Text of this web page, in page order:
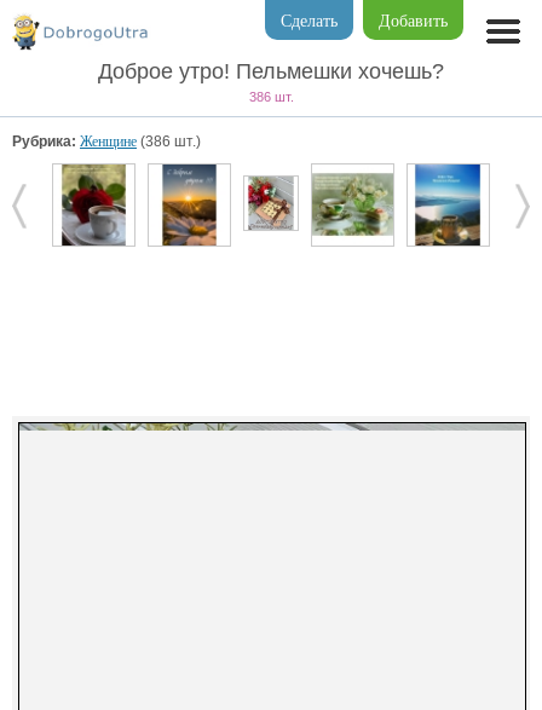
Добавить
Сделать
Доброе утро! Пельмешки хочешь?
386 шт.
Рубрика: Женщине (386 шт.)